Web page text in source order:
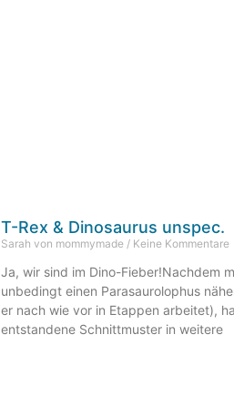
T-Rex & Dinosaurus unspec.
Sarah von mommymade Keine Kommentare
Ja, wir sind im Dino-Fieber!Nachdem
unbedingt einen Parasaurolophus
er nach wie vor in Etappen arbeitet),
entstandene Schnittmuster in weitere